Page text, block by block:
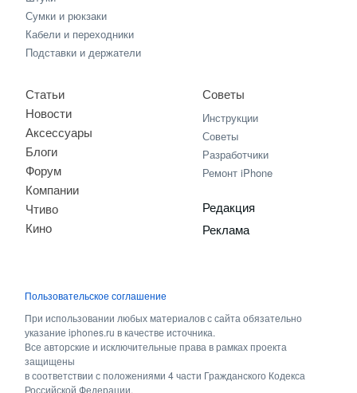
Сумки и рюкзаки
Кабели и переходники
Подставки и держатели
Статьи
Новости
Аксессуары
Блоги
Форум
Компании
Чтиво
Кино
Советы
Инструкции
Советы
Разработчики
Ремонт iPhone
Редакция
Реклама
Пользовательское соглашение
При использовании любых материалов с сайта обязательно
указание iphones.ru в качестве источника.
Все авторские и исключительные права в рамках проекта
защищены
в соответствии с положениями 4 части Гражданского Кодекса
Российской Федерации.